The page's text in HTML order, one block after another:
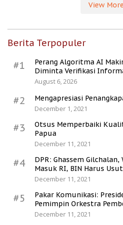
View More
Berita Terpopuler
#1
Perang Algoritma AI
Diminta Verifikasi
August 6, 2026
#2
Mengapresiasi
December 1, 2021
#3
Otsus Memperbaiki
Papua
December 11, 2021
#4
DPR: Ghassem
Masuk RI, BIN Harus
December 11, 2021
#5
Pakar Komunikasi:
Pemimpin Orkestra
December 11, 2021